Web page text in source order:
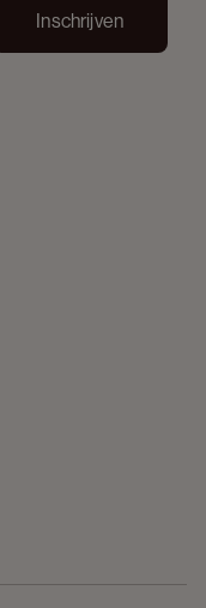
Inschrijven